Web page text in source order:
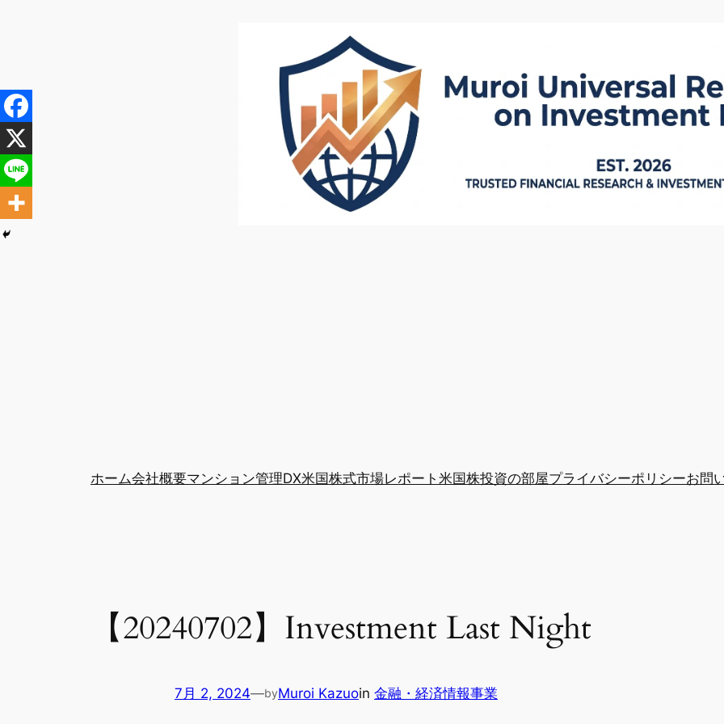
キ
ッ
プ
ホーム会社概要マンション管理DX米国株式市場レポート 米国株投資の部屋プライバシーポリシーお問
【20240702】Investment Last Night
7月 2, 2024—byMuroi Kazuoin 金融・経済情報事業